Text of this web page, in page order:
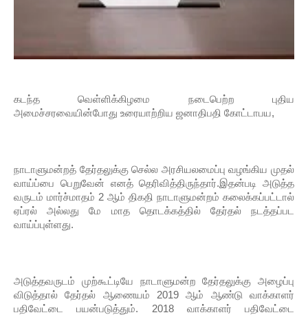
கடந்த வெள்ளிக்கிழமை நடைபெற்ற புதிய
அமைச்சரவையின்போது உரையாற்றிய ஜனாதிபதி கோட்டாபய,
நாடாளுமன்றத் தேர்தலுக்கு செல்ல அரசியலமைப்பு வழங்கிய முதல்
வாய்ப்பை பெறுவேன் எனத் தெரிவித்திருந்தார்.இதன்படி அடுத்த
வருடம் மார்ச்மாதம் 2 ஆம் திகதி நாடாளுமன்றம் கலைக்கப்பட்டால்
ஏப்ரல் அல்லது மே மாத தொடக்கத்தில் தேர்தல் நடத்தப்பட
வாய்ப்புள்ளது.
அடுத்தவருடம் முற்கூட்டியே நாடாளுமன்ற தேர்தலுக்கு அழைப்பு
விடுத்தால் தேர்தல் ஆணையம் 2019 ஆம் ஆண்டு வாக்காளர்
பதிவேட்டை பயன்படுத்தும். 2018 வாக்காளர் பதிவேட்டை